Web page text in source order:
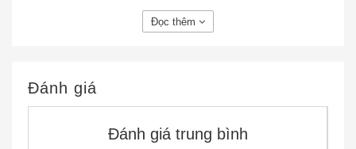
không để có thể quyết định việc mua sản phẩm.
nhất. Hàng luôn có sẵn trong kho, đầy đủ CO CQ. đặc biệt
Đọc thêm
Đánh giá
Đánh giá trung bình